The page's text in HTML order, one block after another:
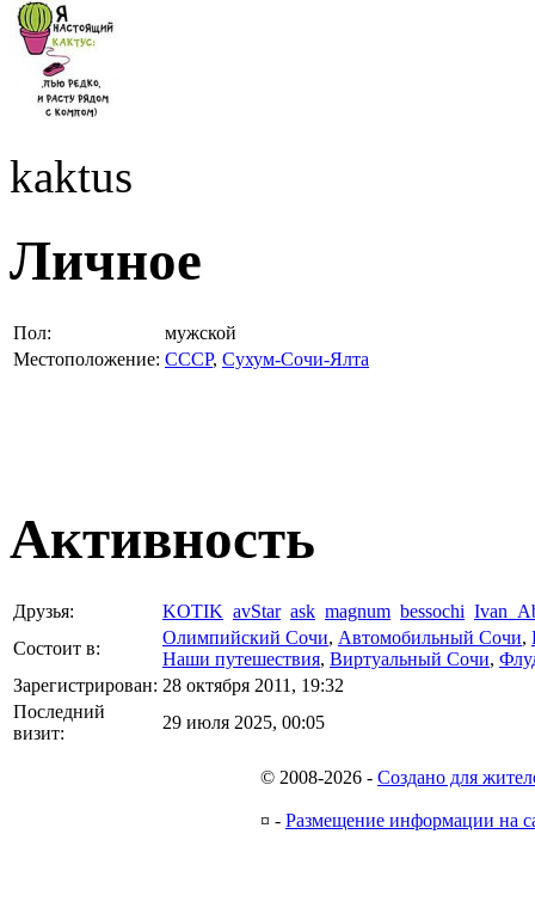
kaktus
Личное
Пол:
мужской
Местоположение: СССР, Сухум-Сочи-Ялта
Активность
Друзья: KOTIK avStar ask magnum bessochi
Состоит в:
Олимпийский Сочи, Автомобильный Сочи,
Наши путешествия, Виртуальный Сочи,
Зарегистрирован: 28 октября 2011, 19:32
Последний
визит:
29 июля 2025, 00:05
© 2008-2026 - Создано для
¤ - Размещение информации на